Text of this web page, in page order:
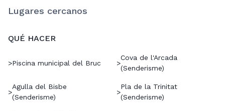
Lugares cercanos
QUÉ HACER
>Piscina municipal del Bruc >
Cova de l'Arcada
(Senderisme)
>
Agulla del Bisbe
(Senderisme)
>
Pla de la Trinitat
(Senderisme)